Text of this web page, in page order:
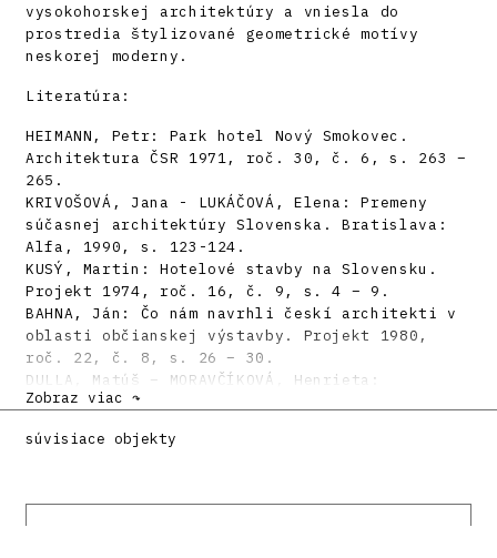
vysokohorskej architektúry a vniesla do
prostredia štylizované geometrické motívy
neskorej moderny.
Literatúra:
HEIMANN, Petr: Park hotel Nový Smokovec.
Architektura ČSR 1971, roč. 30, č. 6, s. 263 –
265.
KRIVOŠOVÁ, Jana - LUKÁČOVÁ, Elena: Premeny
súčasnej architektúry Slovenska. Bratislava:
Alfa, 1990, s. 123-124.
KUSÝ, Martin: Hotelové stavby na Slovensku.
Projekt 1974, roč. 16, č. 9, s. 4 – 9.
BAHNA, Ján: Čo nám navrhli českí architekti v
oblasti občianskej výstavby. Projekt 1980,
roč. 22, č. 8, s. 26 – 30.
DULLA, Matúš – MORAVČÍKOVÁ, Henrieta:
Architektúra Slovenska v 20. storočí.
Zobraz viac ↷
súvisiace objekty